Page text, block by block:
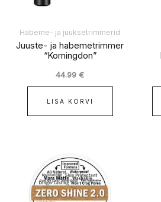
Habeme- ja juuksetrimmerid
Juuste- ja habemetrimmer
“Komingdon”
44.99€
LISA KORVI
84.99 €
on
mitu